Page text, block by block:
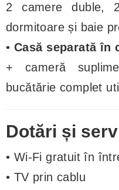
2 camere duble,
dormitoare și baie
• Casă separată în
+ cameră
bucătărie complet
Dotări și
• Wi-Fi gratuit în
• TV prin cablu